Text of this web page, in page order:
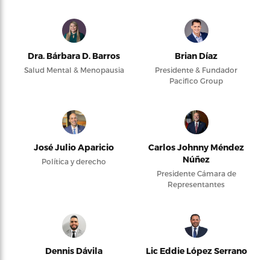
Dra. Bárbara D. Barros
Salud Mental & Menopausia
Brian Díaz
Presidente & Fundador
Pacifico Group
José Julio Aparicio
Política y derecho
Carlos Johnny Méndez
Núñez
Presidente Cámara de
Representantes
Dennis Dávila Lic Eddie López Serrano